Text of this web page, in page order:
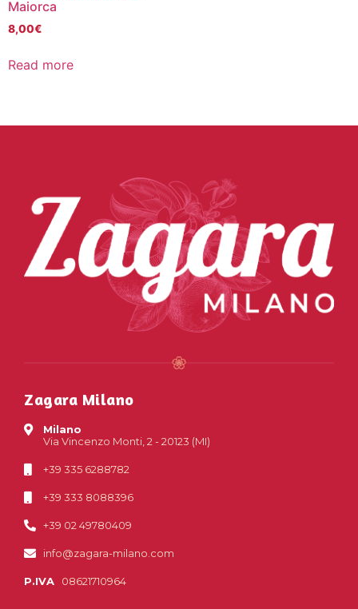
Maiorca
8,00€
Read more
Zagara Milano
Milano
Via Vincenzo Monti, 2 - 20123 (MI)
+39 335 6288782
+39 333 8088396
+39 02 49780409
info@zagara-milano.com
P.IVA 08621710964